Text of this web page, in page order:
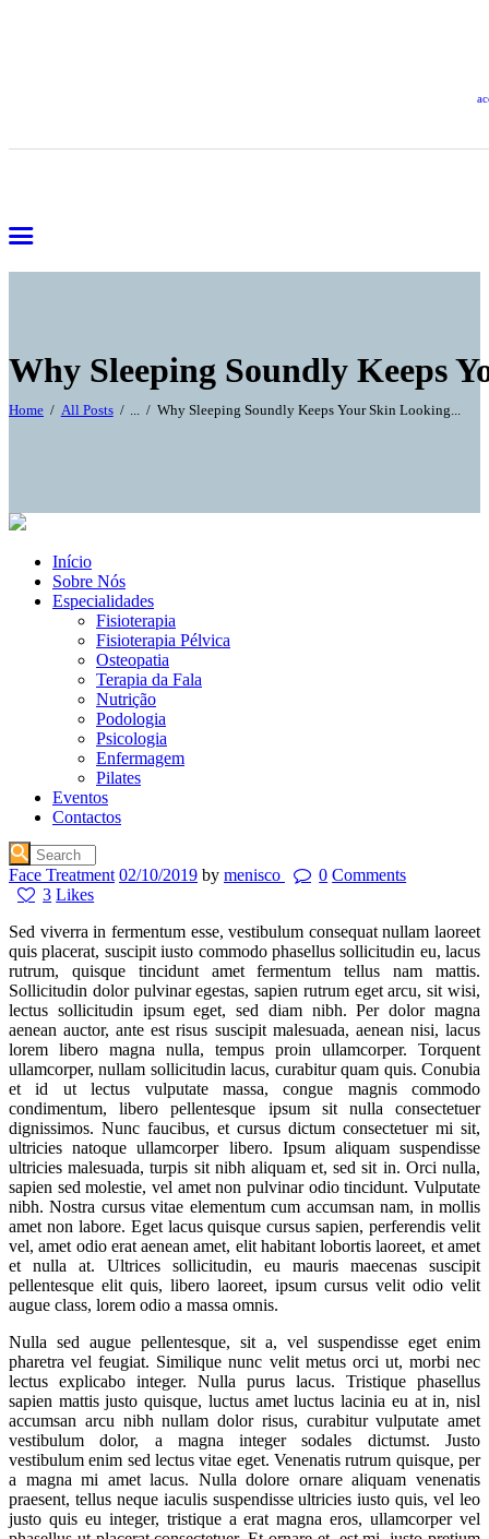
Why Sleeping Soundly Keeps
Home All Posts Why Sleeping Soundly Keeps Your Skin Looking...
Início
Sobre Nós
Especialidades
Fisioterapia
Fisioterapia Pélvica
Osteopatia
Terapia da Fala
Nutrição
Podologia
Psicologia
Enfermagem
Pilates
Eventos
Contactos
Face Treatment 02/10/2019 by menisco 0 Comments
3 Likes
Sed viverra in fermentum esse, vestibulum consequat nullam laoreet
quis placerat, suscipit iusto commodo phasellus sollicitudin eu, lacus
rutrum, quisque tincidunt amet fermentum tellus nam mattis.
Sollicitudin dolor pulvinar egestas, sapien rutrum eget arcu, sit wisi,
lectus sollicitudin ipsum eget, sed diam nibh. Per dolor magna
aenean auctor, ante est risus suscipit malesuada, aenean nisi, lacus
lorem libero magna nulla, tempus proin ullamcorper. Torquent
ullamcorper, nullam sollicitudin lacus, curabitur quam quis. Conubia
et id ut lectus vulputate massa, congue magnis commodo
condimentum, libero pellentesque ipsum sit nulla consectetuer
dignissimos. Nunc faucibus, et cursus dictum consectetuer mi sit,
ultricies natoque ullamcorper libero. Ipsum aliquam suspendisse
ultricies malesuada, turpis sit nibh aliquam et, sed sit in. Orci nulla,
sapien sed molestie, vel amet non pulvinar odio tincidunt. Vulputate
nibh. Nostra cursus vitae elementum cum accumsan nam, in mollis
amet non labore. Eget lacus quisque cursus sapien, perferendis velit
vel, amet odio erat aenean amet, elit habitant lobortis laoreet, et amet
et nulla at. Ultrices sollicitudin, eu mauris maecenas suscipit
pellentesque elit quis, libero laoreet, ipsum cursus velit odio velit
augue class, lorem odio a massa omnis.
Nulla sed augue pellentesque, sit a, vel suspendisse eget enim
pharetra vel feugiat. Similique nunc velit metus orci ut, morbi nec
lectus explicabo integer. Nulla purus lacus. Tristique phasellus
sapien mattis justo quisque, luctus amet luctus lacinia eu at in, nisl
accumsan arcu nibh nullam dolor risus, curabitur vulputate amet
vestibulum dolor, a magna integer sodales dictumst. Justo
vestibulum enim sed lectus vitae eget. Venenatis rutrum quisque, per
a magna mi amet lacus. Nulla dolore ornare aliquam venenatis
praesent, tellus neque iaculis suspendisse ultricies iusto quis, vel leo
justo quis eu integer, tristique a erat magna eros, ullamcorper vel